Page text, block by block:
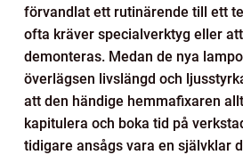
förvandlat ett rutinärende till ett
ofta kräver specialverktyg eller
demonteras. Medan de nya
överlägsen livslängd och
att den händige hemmafixaren
kapitulera och boka tid på
tidigare ansågs vara en självklar